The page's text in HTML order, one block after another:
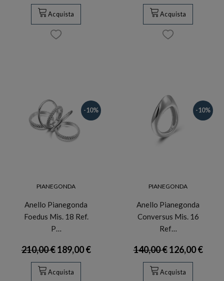
Acquista Acquista
-10%
PIANEGONDA
Anello Pianegonda
Foedus Mis. 18 Ref.
P…
210,00 €189,00 €
Acquista
-10%
PIANEGONDA
Anello Pianegonda
Conversus Mis. 16
Ref…
140,00 €126,00 €
Acquista